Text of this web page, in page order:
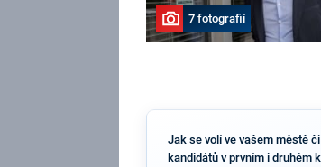
7 fotografií
Jak se volí ve vašem městě
kandidátů v prvním i druhém